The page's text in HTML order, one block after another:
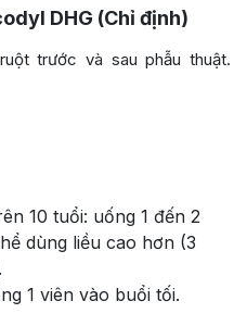
DHG (Chỉ định)
trước và sau phẫu thuật.
10 tuổi: uống 1 đến 2
dùng liều cao hơn (3
1 viên vào buổi tối.